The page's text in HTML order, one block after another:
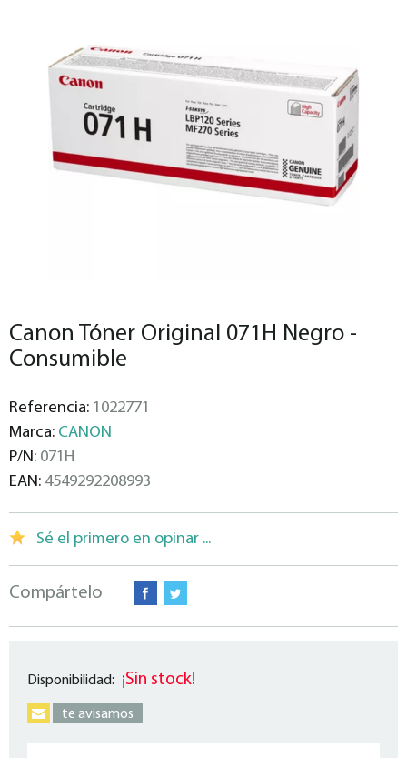
Canon Tóner Original 071H Negro -
Consumible
Referencia: 1022771
Marca: CANON
P/N: 071H
EAN: 4549292208993
Sé el primero en opinar ...
Compártelo
Disponibilidad: ¡Sin stock!
te avisamos